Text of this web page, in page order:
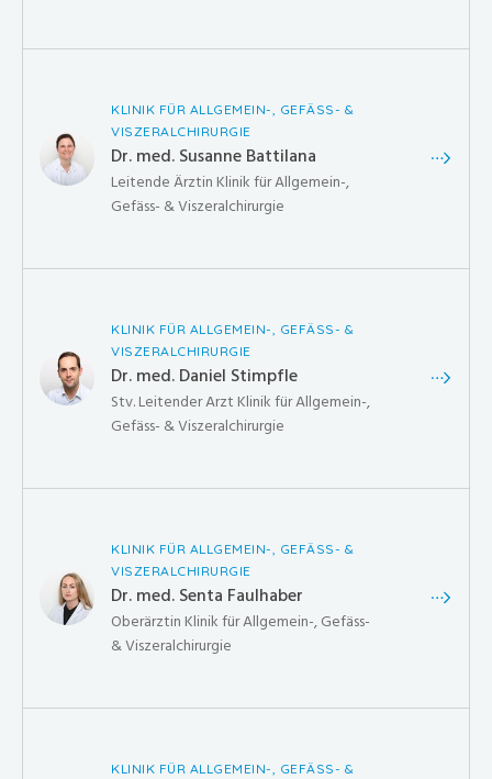
KLINIK FÜR ALLGEMEIN-, GEFÄSS- &
VISZERALCHIRURGIE
Dr. med. Susanne Battilana
Leitende Ärztin Klinik für Allgemein-,
Gefäss- & Viszeralchirurgie
KLINIK FÜR ALLGEMEIN-, GEFÄSS- &
VISZERALCHIRURGIE
Dr. med. Daniel Stimpfle
Stv. Leitender Arzt Klinik für Allgemein-,
Gefäss- & Viszeralchirurgie
KLINIK FÜR ALLGEMEIN-, GEFÄSS- &
VISZERALCHIRURGIE
Dr. med. Senta Faulhaber
Oberärztin Klinik für Allgemein-, Gefäss-
& Viszeralchirurgie
KLINIK FÜR ALLGEMEIN-, GEFÄSS- &